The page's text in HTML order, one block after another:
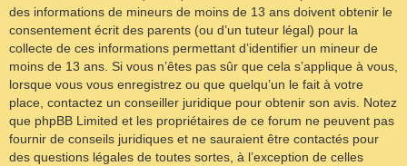
des informations de mineurs de moins de 13 ans doivent obtenir le
consentement écrit des parents (ou d’un tuteur légal) pour la
collecte de ces informations permettant d’identifier un mineur de
moins de 13 ans. Si vous n’êtes pas sûr que cela s’applique à vous,
lorsque vous vous enregistrez ou que quelqu’un le fait à votre
place, contactez un conseiller juridique pour obtenir son avis. Notez
que phpBB Limited et les propriétaires de ce forum ne peuvent pas
fournir de conseils juridiques et ne sauraient être contactés pour
des questions légales de toutes sortes, à l’exception de celles